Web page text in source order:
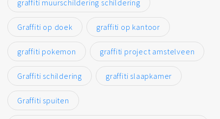
graffiti muurschildering schildering
Graffiti op doek graffiti op kantoor
graffiti pokemon graffiti project amstelveen
Graffiti schildering graffiti slaapkamer
Graffiti spuiten